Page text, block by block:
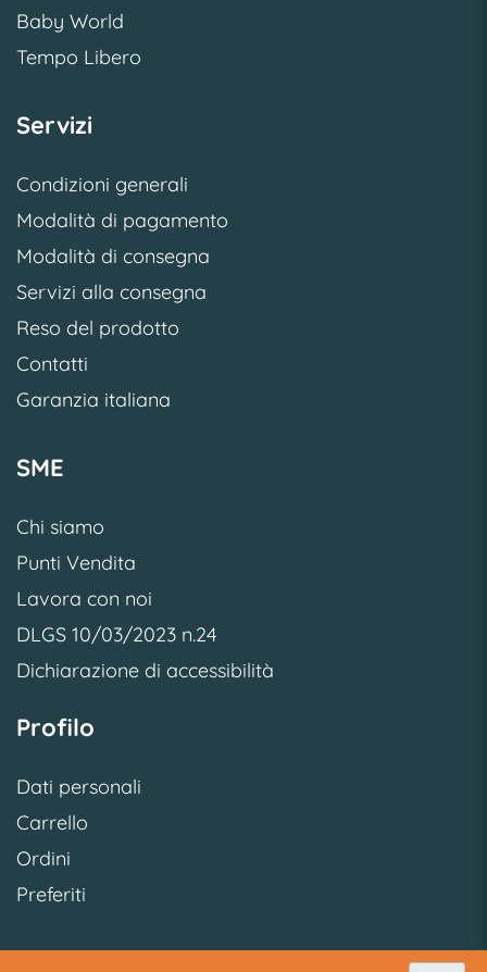
Baby World
Tempo Libero
Servizi
Condizioni generali
Modalità di pagamento
Modalità di consegna
Servizi alla consegna
Reso del prodotto
Contatti
Garanzia italiana
SME
Chi siamo
Punti Vendita
Lavora con noi
DLGS 10/03/2023 n.24
Dichiarazione di accessibilità
Profilo
Dati personali
Carrello
Ordini
Preferiti